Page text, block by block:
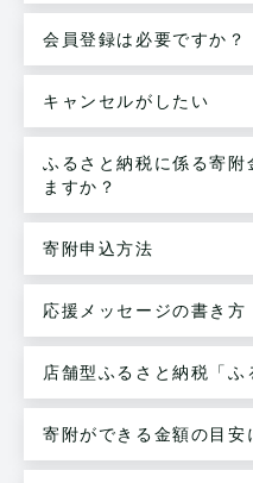
会員登録は必要ですか？
キャンセルがしたい
ふるさと納税に係る寄附
ますか？
寄附申込方法
応援メッセージの書き方
店舗型ふるさと納税「ふ
寄附ができる金額の目安